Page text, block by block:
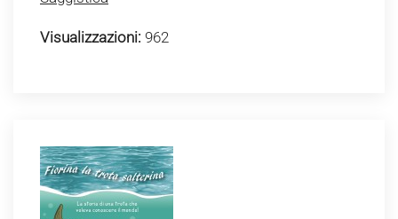
Visualizzazioni: 962